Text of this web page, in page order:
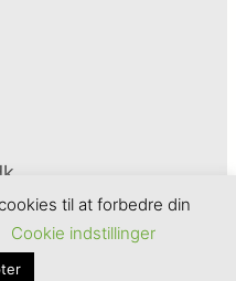
og privatlivspolitik
til at forbedre din
Cookie indstillinger